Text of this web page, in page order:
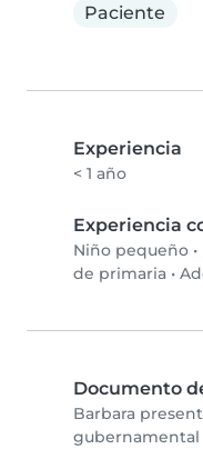
Paciente
Experiencia
< 1 año
Experiencia
Niño pequeño •
de primaria •
Documento
Barbara
gubernamental